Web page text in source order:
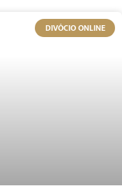
DIVÓCIO ONLINE